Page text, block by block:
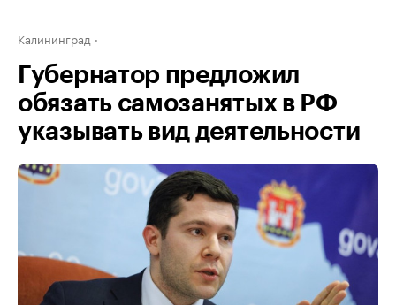
Калининград
Губернатор предложил
обязать самозанятых в РФ
указывать вид деятельности